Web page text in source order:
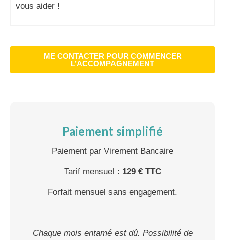
vous aider !
ME CONTACTER POUR COMMENCER
L’ACCOMPAGNEMENT
Paiement simplifié
Paiement par Virement Bancaire
Tarif mensuel : 129 € TTC
Forfait mensuel sans engagement.
Chaque mois entamé est dû. Possibilité de